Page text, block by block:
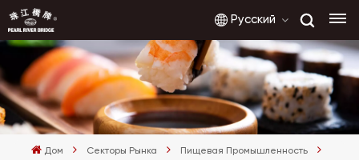
Русский
English
français
Дом Секторы Рынка
Пищевая Промышленность